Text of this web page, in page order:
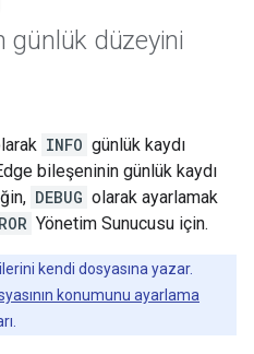
günlük düzeyini
INFO günlük kaydı
bileşeninin günlük kaydı
DEBUG olarak ayarlamak
Yönetim Sunucusu için.
kendi dosyasına yazar.
konumunu ayarlama